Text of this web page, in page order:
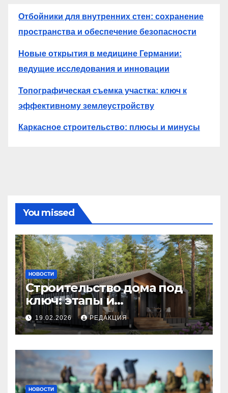
Отбойники для внутренних стен: сохранение
пространства и обеспечение безопасности
Новые открытия в медицине Германии:
ведущие исследования и инновации
Топографическая съемка участка: ключ к
эффективному землеустройству
Каркасное строительство: плюсы и минусы
You missed
НОВОСТИ
Строительство дома под
ключ: этапы и
планирование бюджета
19.02.2026 РЕДАКЦИЯ
НОВОСТИ